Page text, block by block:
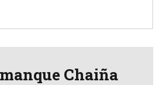
Chaiña